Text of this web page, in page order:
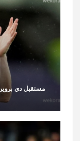
مستقبل دي